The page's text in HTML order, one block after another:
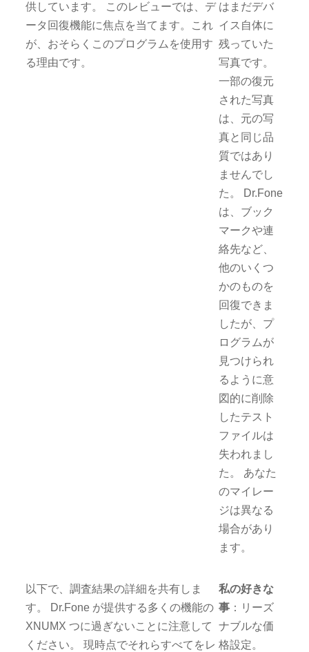
供しています。 このレビューでは、デ
ータ回復機能に焦点を当てます。これ
が、おそらくこのプログラムを使用す
る理由です。
はまだデバ
イス自体に
残っていた
写真です。
一部の復元
された写真
は、元の写
真と同じ品
質ではあり
ませんでし
た。 Dr.Fone
は、ブック
マークや連
絡先など、
他のいくつ
かのものを
回復できま
したが、プ
ログラムが
見つけられ
るように意
図的に削除
したテスト
ファイルは
失われまし
た。 あなた
のマイレー
ジは異なる
場合があり
ます。
以下で、調査結果の詳細を共有しま
す。 Dr.Fone が提供する多くの機能の
XNUMX つに過ぎないことに注意して
ください。 現時点でそれらすべてをレ
私の好きな
事 ：リーズ
ナブルな価
格設定。